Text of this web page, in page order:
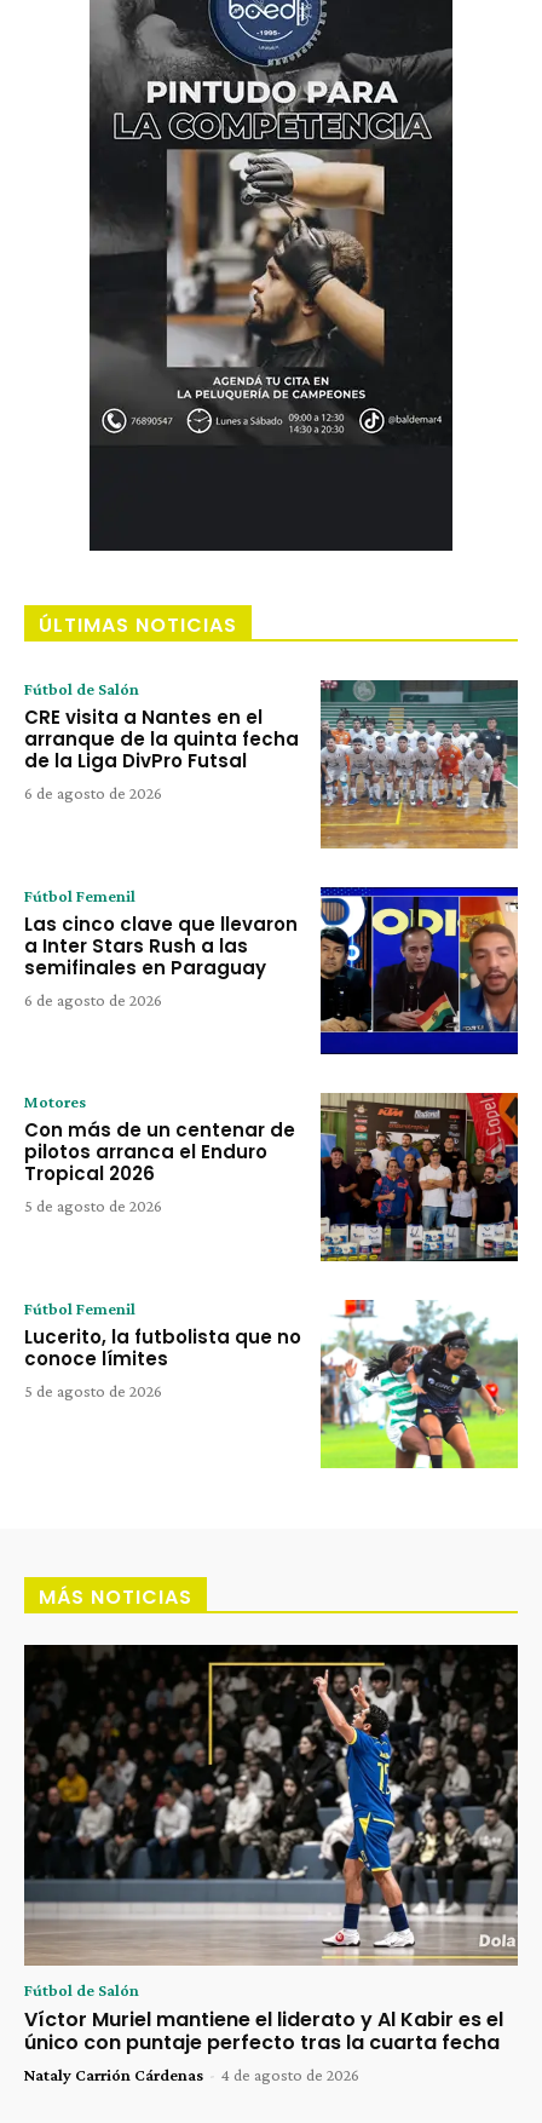
ÚLTIMAS NOTICIAS
Fútbol de Salón
CRE visita a Nantes en el
arranque de la quinta fecha
de la Liga DivPro Futsal
6 de agosto de 2026
Fútbol Femenil
Las cinco clave que llevaron
a Inter Stars Rush a las
semifinales en Paraguay
6 de agosto de 2026
Motores
Con más de un centenar de
pilotos arranca el Enduro
Tropical 2026
5 de agosto de 2026
Fútbol Femenil
Lucerito, la futbolista que no
conoce límites
5 de agosto de 2026
MÁS NOTICIAS
Fútbol de Salón
Víctor Muriel mantiene el liderato y Al Kabir es el
único con puntaje perfecto tras la cuarta fecha
Nataly Carrión Cárdenas - 4 de agosto de 2026